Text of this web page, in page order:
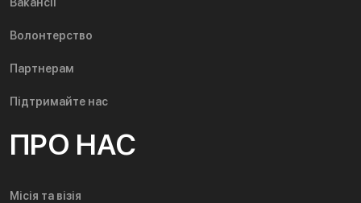
Волонтерство
Партнерам
Підтримайте нас
ПРО НАС
Місія та візія